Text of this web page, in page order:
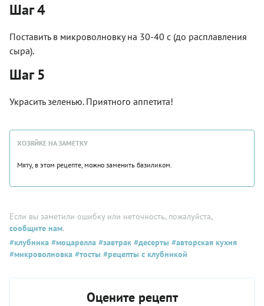
Шаг 4
Поставить в микроволновку на 30-40 с (до расплавления
сыра).
Шаг 5
Украсить зеленью. Приятного аппетита!
ХОЗЯЙКЕ НА ЗАМЕТКУ
Мяту, в этом рецепте, можно заменить базиликом.
Если вы заметили ошибку или неточность, пожалуйста,
сообщите нам.
#клубника #моцарелла #завтрак #десерты #авторская кухня
#микроволновка #тосты #рецепты с клубникой
Оцените рецепт